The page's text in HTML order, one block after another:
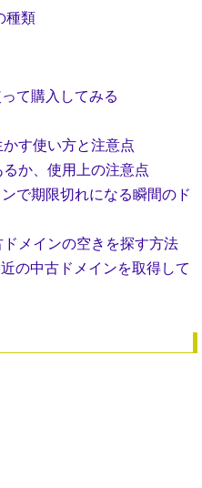
種類
て購入してみる
す使い方と注意点
か、使用上の注意点
で期限切れになる瞬間のド
メインの空きを探す方法
の中古ドメインを取得して